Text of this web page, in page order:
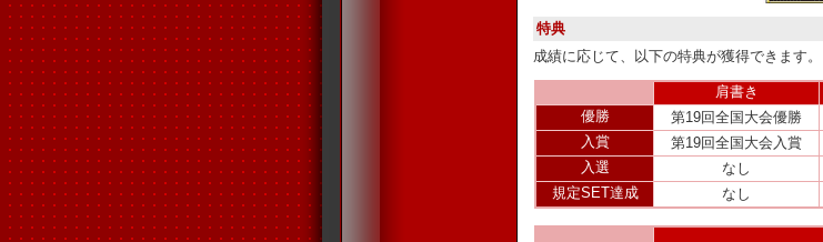
特典
成績に応じて、以下の特典が獲得できます。
肩書き
優勝
第19回全国大会優勝
入賞
第19回全国大会入賞
入選
なし
規定SET達成
なし